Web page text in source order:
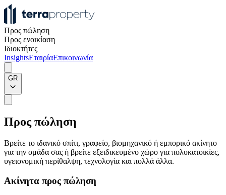
Προς πώληση
Προς ενοικίαση
Ιδιοκτήτες
InsightsΕταιρίαΕπικοινωνία
GR
Προς πώληση
Βρείτε το ιδανικό σπίτι, γραφείο, βιομηχανικό ή εμπορικό ακίνητο
για την ομάδα σας ή βρείτε εξειδικευμένο χώρο για πολυκατοικίες,
υγειονομική περίθαλψη, τεχνολογία και πολλά άλλα.
Ακίνητα προς πώληση